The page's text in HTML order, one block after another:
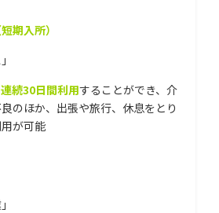
期入所）
続30日間利用することができ、介
のほか、出張や旅行、休息をとり
が可能